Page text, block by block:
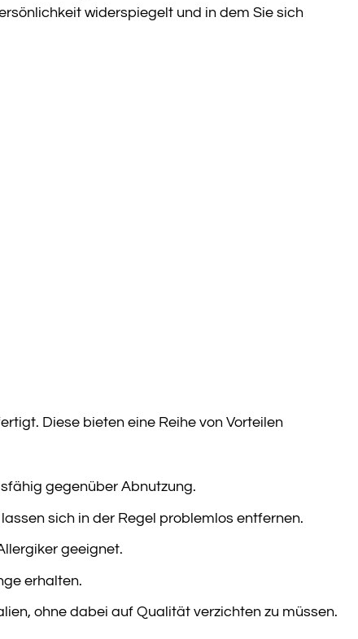
widerspiegelt und in dem Sie sich
Diese bieten eine Reihe von Vorteilen
gegenüber Abnutzung.
sich in der Regel problemlos entfernen.
geeignet.
erhalten.
ohne dabei auf Qualität verzichten zu müssen.